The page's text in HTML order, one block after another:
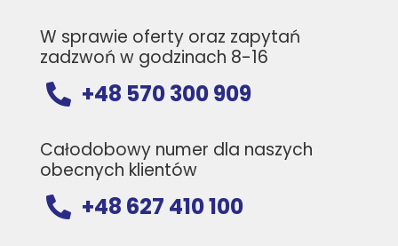
W sprawie oferty oraz zapytań
zadzwoń w godzinach 8-16
 +48 570 300 909
Całodobowy numer dla naszych
obecnych klientów
 +48 627 410 100